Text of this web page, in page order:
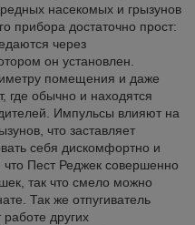
насекомых и грызунов
прибора достаточно прост:
через
он установлен.
помещения и даже
где обычно и находятся
Импульсы влияют на
что заставляет
себя дискомфортно и
Пест Реджек совершенно
так что смело можно
Так же отпугиватель
других